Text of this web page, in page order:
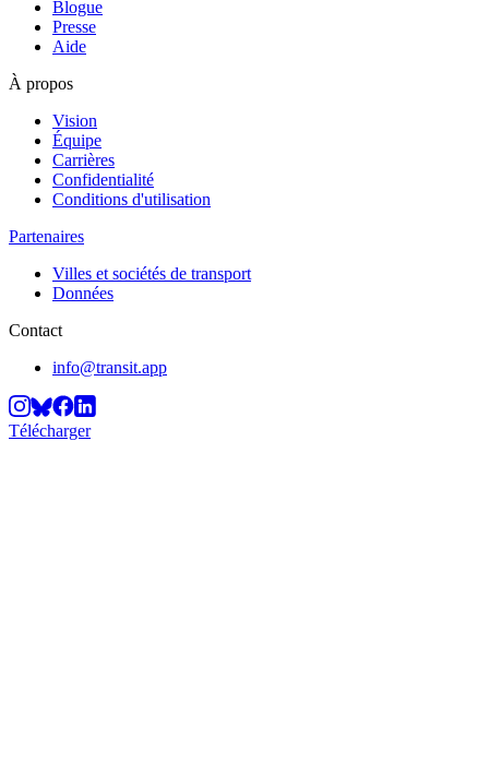
Blogue
Presse
Aide
À propos
Vision
Équipe
Carrières
Confidentialité
Conditions d'utilisation
Partenaires
Villes et sociétés de transport
Données
Contact
info@transit.app
Télécharger